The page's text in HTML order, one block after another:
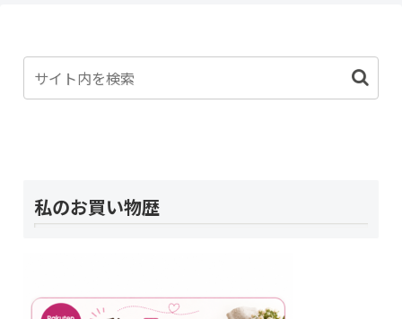
私のお買い物歴